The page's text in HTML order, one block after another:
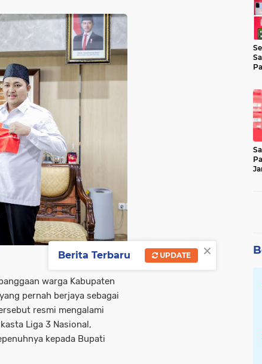
warga Kabupaten
pernah berjaya sebagai
resmi mengalami
Liga 3 Nasional,
kepada Bupati
×
Berita Terbaru UPDATE